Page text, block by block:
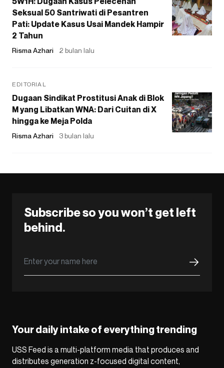
Seksual 50 Santriwati di Pesantren
Pati: Update Kasus Usai Mandek Hampir
2 Tahun
Risma Azhari 2 bulan lalu
EDITORIAL
Dugaan Sindikat Prostitusi Anak di Blok
M yang Libatkan WNA: Dari Cuitan di X
hingga ke Meja Polda
Risma Azhari 3 bulan lalu
Subscribe so you won’t get left
behind.
Your daily intake of everything trending
USS Feed is a multi-platform media that produces and
distributes generation z-focused digital content,